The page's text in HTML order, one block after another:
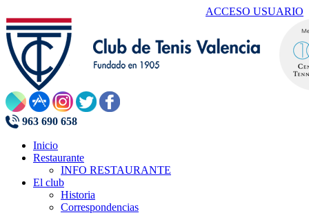
ACCESO USUARIO
963 690 658
Inicio
Restaurante
INFO RESTAURANTE
El club
Historia
Correspondencias